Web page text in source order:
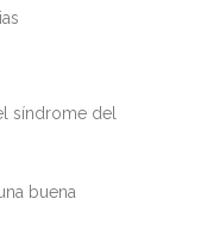
síndrome del
buena